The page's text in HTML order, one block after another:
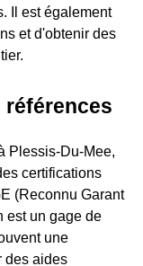
Il est également
et d'obtenir des
Plessis-Du-Mee,
certifications
(Reconnu Garant
est un gage de
une
des aides